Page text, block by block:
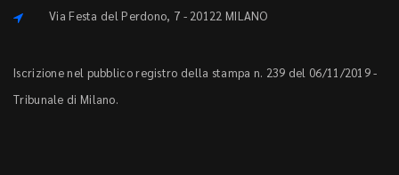
Via Festa del Perdono, 7 - 20122 MILANO
Iscrizione nel pubblico registro della stampa n. 239 del 06/11/2019 -
Tribunale di Milano.